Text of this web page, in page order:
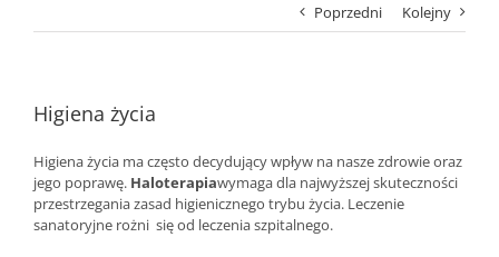
Poprzedni Kolejny
Higiena życia
Higiena życia ma często decydujący wpływ na nasze zdrowie oraz
jego poprawę. Haloterapiawymaga dla najwyższej skuteczności
przestrzegania zasad higienicznego trybu życia. Leczenie
sanatoryjne rożni się od leczenia szpitalnego.